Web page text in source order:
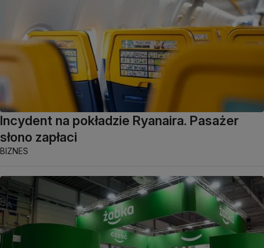
Incydent na pokładzie Ryanaira. Pasażer
słono zapłaci
BIZNES